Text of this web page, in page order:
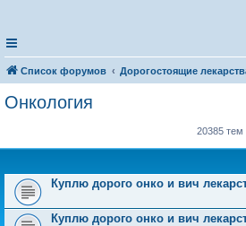
Список форумов Дорогостоящие
Онкология
20385 тем
Куплю дорого онко и вич
Куплю дорого онко и вич